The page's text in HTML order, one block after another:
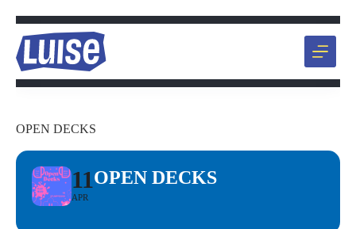
Zum
Inhalt
springen
OPEN DECKS
11
APR
OPEN DECKS